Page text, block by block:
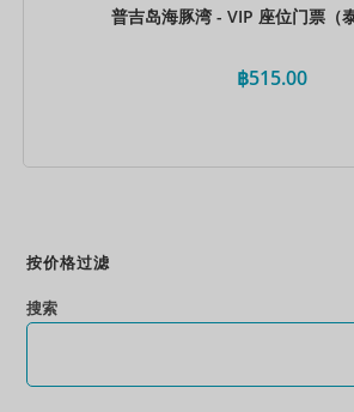
普吉岛海豚湾 - VIP 座位门票（
฿515.00
按价格过滤
搜索